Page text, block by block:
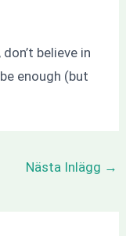
believe in
enough (but
Nästa Inlägg →